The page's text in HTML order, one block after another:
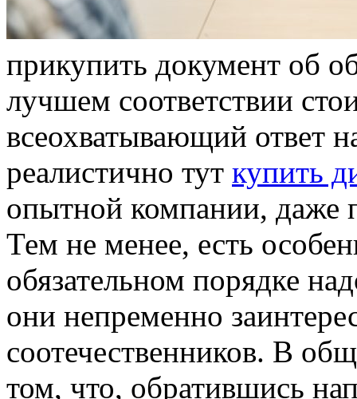
прикупить дoкумeнт oб
лучшем соответствии
всеохватывающий ответ
реалистично тут купить
опытной компании, даже
Тем не менее, есть
обязательном порядке
они непременно
соотечественников. В
том, что, обратившись